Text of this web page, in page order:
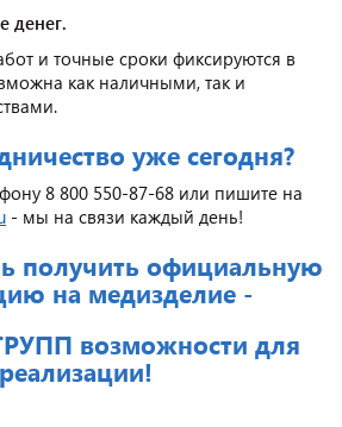
денег.
и точные сроки фиксируются в
как наличными, так и
уже сегодня?
8 800 550-87-68 или пишите на
- мы на связи каждый день!
получить официальную
на медизделие -
возможности для
реализации!